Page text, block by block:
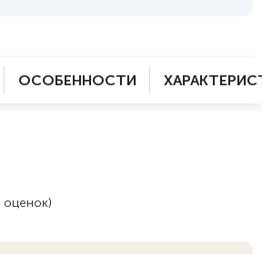
ОСОБЕННОСТИ
оценок)